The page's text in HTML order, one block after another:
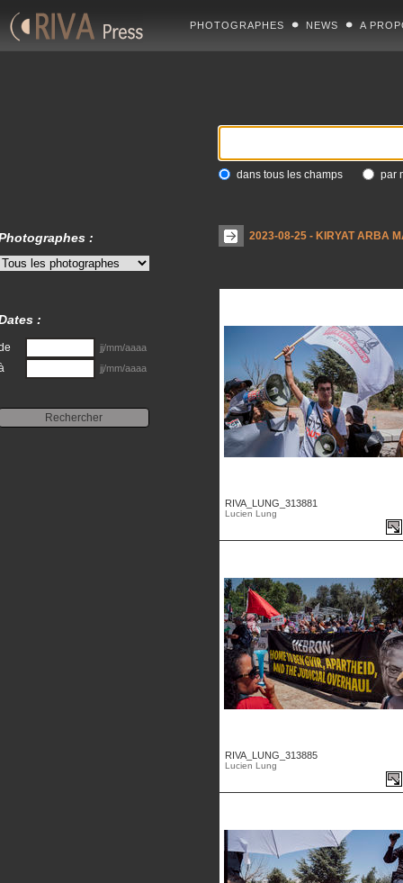
PHOTOGRAPHES NEWS A
dans tous les champs par
2023-08-25 - KIRYAT ARBA
RIVA_LUNG_313881
Lucien Lung
RIVA_LUNG_313885
Lucien Lung
:
:
jj/mm/aaaa
jj/mm/aaaa